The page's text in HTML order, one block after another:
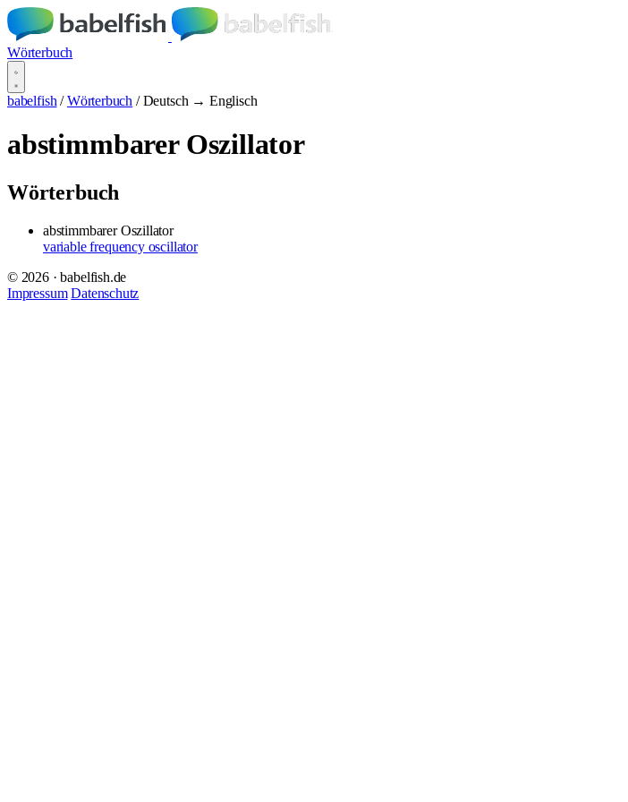
Wörterbuch
babelfish / Wörterbuch / Deutsch → Englisch
abstimmbarer Oszillator
Wörterbuch
abstimmbarer Oszillator
variable frequency oscillator
© 2026 · babelfish.de
Impressum Datenschutz